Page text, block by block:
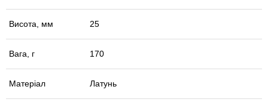
Висота, мм 25
Вага, г 170
Матеріал Латунь